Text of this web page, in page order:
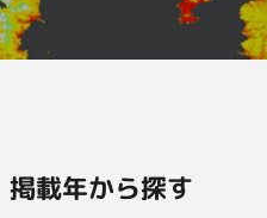
掲載年から探す